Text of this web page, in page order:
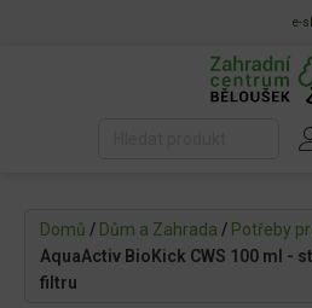
e-
Domů / Dům a Zahrada / Potřeby
AquaActiv BioKick CWS 100 ml -
filtru